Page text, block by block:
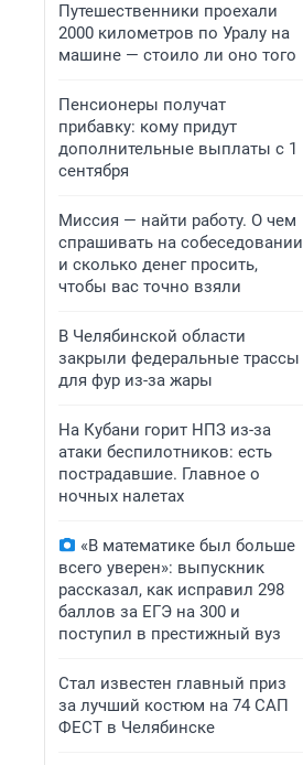
Путешественники проехали
2000 километров по Уралу на
машине — стоило ли оно того
Пенсионеры получат
прибавку: кому придут
дополнительные выплаты с 1
сентября
Миссия — найти работу. О чем
спрашивать на собеседовании
и сколько денег просить,
чтобы вас точно взяли
В Челябинской области
закрыли федеральные трассы
для фур из-за жары
На Кубани горит НПЗ из-за
атаки беспилотников: есть
пострадавшие. Главное о
ночных налетах
«В математике был больше
всего уверен»: выпускник
рассказал, как исправил 298
баллов за ЕГЭ на 300 и
поступил в престижный вуз
Стал известен главный приз
за лучший костюм на 74 САП
ФЕСТ в Челябинске